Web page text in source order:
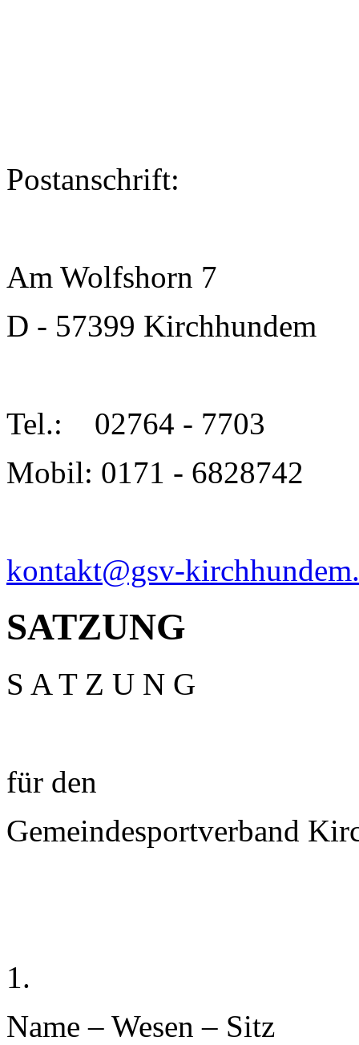
Postanschrift:
Am Wolfshorn 7
D - 57399 Kirchhundem
Tel.: 02764 - 7703
Mobil: 0171 - 6828742
kontakt@gsv-
SATZUNG
S A T Z U N G
für den
Gemeindesportverband
1.
Name – Wesen – Sitz